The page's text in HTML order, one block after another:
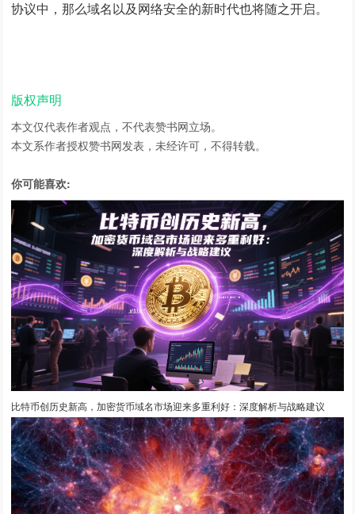
协议中，那么域名以及网络安全的新时代也将随之开启。
版权声明
本文仅代表作者观点，不代表赞书网立场。
本文系作者授权赞书网发表，未经许可，不得转载。
你可能喜欢:
比特币创历史新高，加密货币域名市场迎来多重利好：深度解析与战略建议